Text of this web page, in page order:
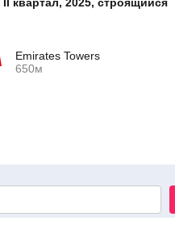
Emirates Towers
650м